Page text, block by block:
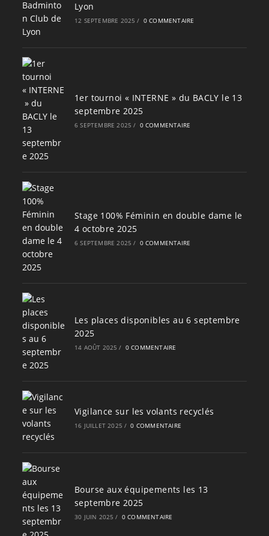
Lyon
12 SEPTEMBRE 2025 / 0 COMMENTAIRE
1er tournoi « INTERNE » du BACLY le 13
septembre 2025
6 SEPTEMBRE 2025 / 0 COMMENTAIRE
Stage 100% Féminin en double dame le
4 octobre 2025
6 SEPTEMBRE 2025 / 0 COMMENTAIRE
Les places disponibles au 6 septembre
2025
14 AOÛT 2025 / 0 COMMENTAIRE
Vigilance sur les volants recyclés
16 JUILLET 2025 / 0 COMMENTAIRE
Bourse aux équipements les 13
septembre 2025
30 JUIN 2025 / 0 COMMENTAIRE